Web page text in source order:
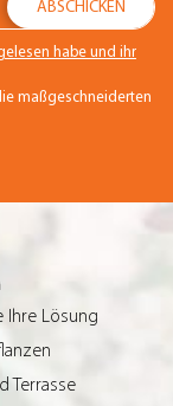
habe und ihr
maßgeschneiderten
Ihre Lösung
Terrasse